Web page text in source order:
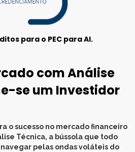
para o PEC para AI.
com Análise
se um Investidor
o sucesso no mercado financeiro
Técnica, a bússola que todo
pelas ondas voláteis do